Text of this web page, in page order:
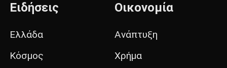
Ειδήσεις
Ελλάδα
Κόσμος
Οικονομία
Ανάπτυξη
Χρήμα